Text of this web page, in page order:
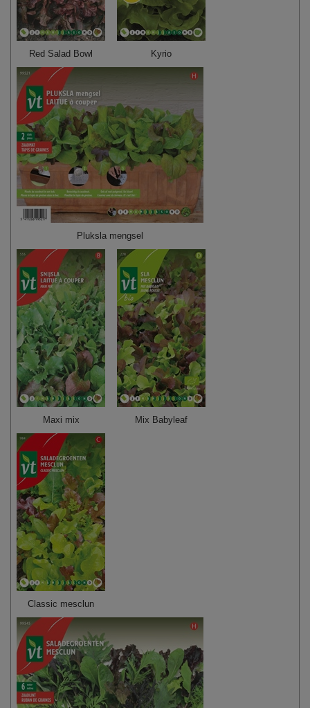
Red Salad Bowl Kyrio
Pluksla mengsel
Maxi mix Mix Babyleaf
Classic mesclun